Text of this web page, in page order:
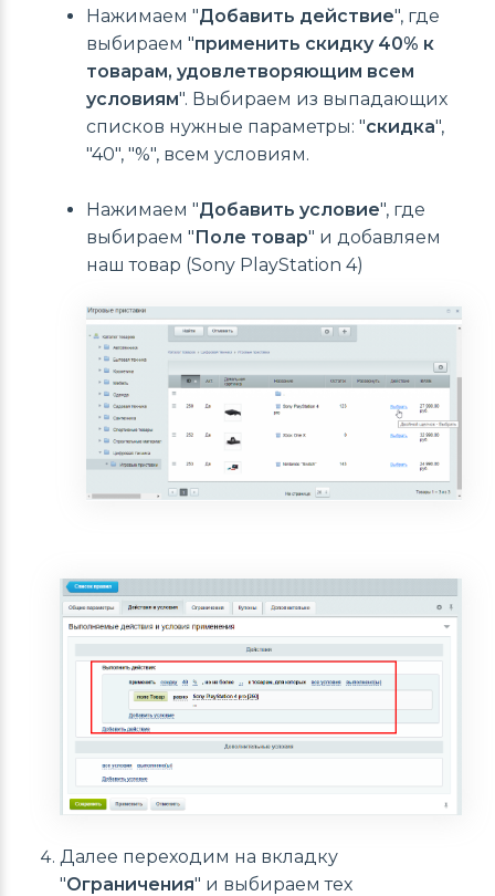
Нажимаем "Добавить действие", где
выбираем "применить скидку 40% к
товарам, удовлетворяющим всем
условиям". Выбираем из выпадающих
списков нужные параметры: "скидка",
"40", "%", всем условиям.
Нажимаем "Добавить условие", где
выбираем " Поле товар" и добавляем
наш товар (Sony PlayStation 4)
Далее переходим на вкладку
"Ограничения" и выбираем тех